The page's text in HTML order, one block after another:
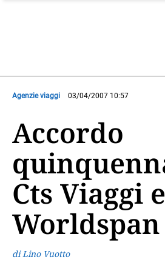
Agenzie viaggi 03/04/2007 10:57
Accordo
Cts Viaggi e
Worldspan
di Lino Vuotto